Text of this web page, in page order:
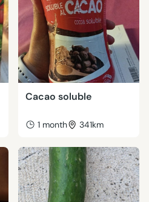
Cacao soluble
1 month 341km